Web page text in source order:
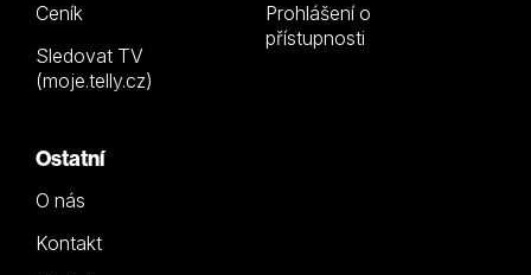
Ceník
Sledovat TV
(moje.telly.cz)
Prohlášení o
přístupnosti
Ostatní
O nás
Kontakt